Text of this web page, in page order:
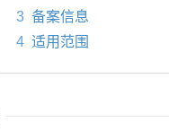
3 备案信息
4 适用范围